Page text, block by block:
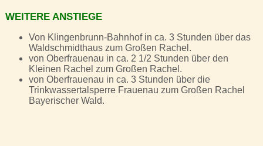
WEITERE ANSTIEGE
Von Klingenbrunn-Bahnhof in ca. 3 Stunden über das
Waldschmidthaus zum Großen Rachel.
von Oberfrauenau in ca. 2 1/2 Stunden über den
Kleinen Rachel zum Großen Rachel.
von Oberfrauenau in ca. 3 Stunden über die
Trinkwassertalsperre Frauenau zum Großen Rachel
Bayerischer Wald.